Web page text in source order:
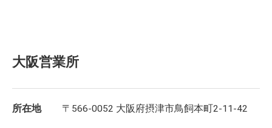
大阪営業所
所在地 〒566-0052 大阪府摂津市鳥飼本町2-11-42